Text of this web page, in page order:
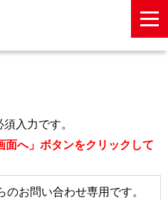
入力です。
へ」ボタンをクリックして
お問い合わせ専用です。